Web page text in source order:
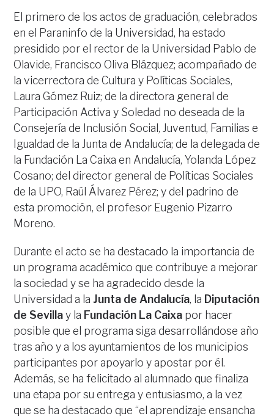
El primero de los actos de graduación, celebrados
en el Paraninfo de la Universidad, ha estado
presidido por el rector de la Universidad Pablo de
Olavide, Francisco Oliva Blázquez; acompañado de
la vicerrectora de Cultura y Políticas Sociales,
Laura Gómez Ruiz; de la directora general de
Participación Activa y Soledad no deseada de la
Consejería de Inclusión Social, Juventud, Familias e
Igualdad de la Junta de Andalucía; de la delegada de
la Fundación La Caixa en Andalucía, Yolanda López
Cosano; del director general de Políticas Sociales
de la UPO, Raúl Álvarez Pérez; y del padrino de
esta promoción, el profesor Eugenio Pizarro
Moreno.
Durante el acto se ha destacado la importancia de
un programa académico que contribuye a mejorar
la sociedad y se ha agradecido desde la
Universidad a la Junta de Andalucía, la Diputación
de Sevillay la Fundación La Caixa por hacer
posible que el programa siga desarrollándose año
tras año y a los ayuntamientos de los municipios
participantes por apoyarlo y apostar por él.
Además, se ha felicitado al alumnado que finaliza
una etapa por su entrega y entusiasmo, a la vez
que se ha destacado que “el aprendizaje ensancha